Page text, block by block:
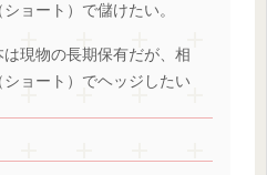
ョート）で儲けたい。
は現物の長期保有だが、相
ョート）でヘッジしたい